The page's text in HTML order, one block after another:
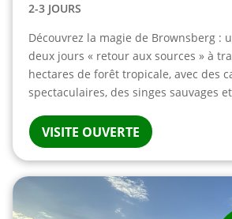
2-3 JOURS
Découvrez la magie de Brownsberg :
deux jours « retour aux sources » à
hectares de forêt tropicale, avec des
spectaculaires, des singes sauvages
VISITE OUVERTE